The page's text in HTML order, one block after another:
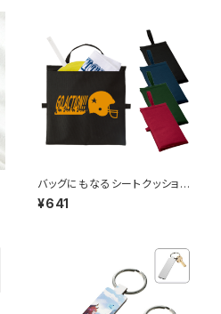
バッグにもなるシートクッショ
ン MG
¥641